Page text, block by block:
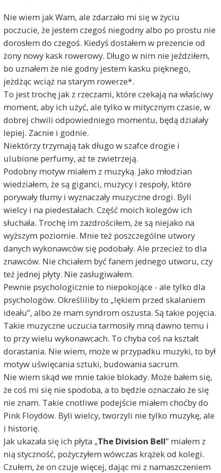
Nie wiem jak Wam, ale zdarzało mi się w życiu
poczucie, że jestem czegoś niegodny albo po prostu nie
dorosłem do czegoś. Kiedyś dostałem w prezencie od
żony nowy kask rowerowy. Długo w nim nie jeździłem,
bo uznałem że nie godny jestem kasku pięknego,
jeżdżąc wciąż na starym rowerze*.
To jest trochę jak z rzeczami, które czekają na właściwy
moment, aby ich użyć, ale tylko w mitycznym czasie, w
dobrej chwili odpowiedniego momentu, będą działały
lepiej. Zacnie i godnie.
Niektórzy trzymają tak długo w szafce drogie i
ulubione perfumy, aż te zwietrzeją.
Podobny motyw miałem z muzyką. Jako młodzian
wiedziałem, że są giganci, muzycy i zespoły, które
porywały tłumy i wyznaczały muzyczne drogi. Byli
wielcy i na piedestałach. Część moich kolegów ich
słuchała. Trochę im zazdrościłem, że są niejako na
wyższym poziomie. Mnie też poszczególne utwory
danych wykonawców się podobały. Ale przecież to dla
znawców. Nie chciałem być fanem jednego utworu, czy
też jednej płyty. Nie zasługiwałem.
Pewnie psychologicznie to niepokojące - ale tylko dla
psychologów. Określiliby to „lękiem przed skalaniem
ideału”, albo że mam syndrom oszusta. Są takie pojęcia.
Takie muzyczne uczucia tarmosiły mną dawno temu i
to przy wielu wykonawcach. To chyba coś na kształt
dorastania. Nie wiem, może w przypadku muzyki, to był
motyw uświęcania sztuki, budowania sacrum.
Nie wiem skąd we mnie takie blokady. Może bałem się,
że coś mi się nie spodoba, a to będzie oznaczało że się
nie znam. Takie cnotliwe podejście miałem choćby do
Pink Floydów. Byli wielcy, tworzyli nie tylko muzykę, ale
i historię.
Jak ukazała się ich płyta „The Division Bell” miałem z
nią styczność, pożyczyłem wówczas krążek od kolegi.
Czułem, że on czuje więcej, dając mi z namaszczeniem